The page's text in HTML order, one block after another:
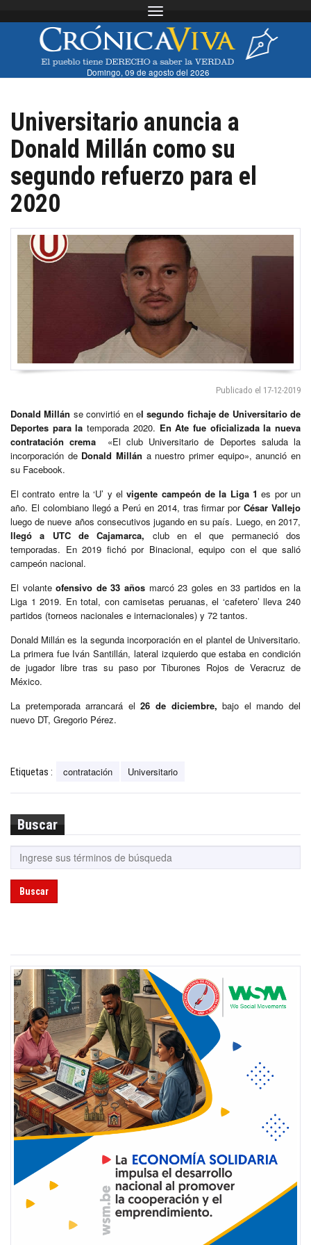
Toggle navigation
Domingo, 09 de agosto del 2026
Universitario anuncia a
Donald Millán como su
segundo refuerzo para el
2020
Publicado el 17-12-2019
Donald Millán se convirtió en el segundo fichaje de Universitario de
Deportes para la temporada 2020. En Ate fue oficializada la nueva
contratación crema
«El club Universitario de Deportes saluda la
incorporación de Donald Millán a nuestro primer equipo», anunció en
su Facebook.
El contrato entre la ‘U’ y elvigente campeón de la Liga 1 es por un
año. El colombiano llegó a Perú en 2014, tras firmar porCésar Vallejo
luego de nueve años consecutivos jugando en su país. Luego, en 2017,
llegó a UTC de Cajamarca, club en el que permaneció dos
temporadas. En 2019 fichó por Binacional, equipo con el que salió
campeón nacional.
El volanteofensivo de 33 años marcó 23 goles en 33 partidos en la
Liga 1 2019. En total, con camisetas peruanas, el ‘cafetero’ lleva 240
partidos (torneos nacionales e internacionales) y 72 tantos.
Donald Millán es la segunda incorporación en el plantel de Universitario.
La primera fue Iván Santillán, lateral izquierdo que estaba en condición
de jugador libre tras su paso por Tiburones Rojos de Veracruz de
México.
La pretemporada arrancará el 26 de diciembre, bajo el mando del
nuevo DT, Gregorio Pérez.
Etiquetas : contratación Universitario
Buscar
Buscar